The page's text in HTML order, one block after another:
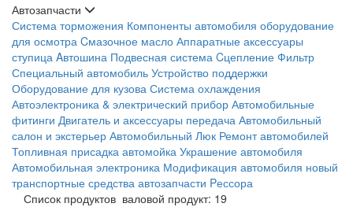
Автозапчасти
Система торможения Компоненты автомобиля оборудование
для осмотра Cмазочное масло Аппаратные аксессуары
ступица Aвтошина Подвесная система Cцепление Фильтр
Специальный автомобиль Устройство поддержки
Оборудование для кузова Система охлаждения
Автоэлектроника & электрический прибор Автомобильные
фитинги Двигатель и аксессуары передача Автомобильный
салон и экстерьер Автомобильный Люк Ремонт автомобилей
Топливная присадка автомойка Украшение автомобиля
Автомобильная электроника Модификация автомобиля новый
транспортные средства автозапчасти Pессора
Список продуктов валовой продукт: 19